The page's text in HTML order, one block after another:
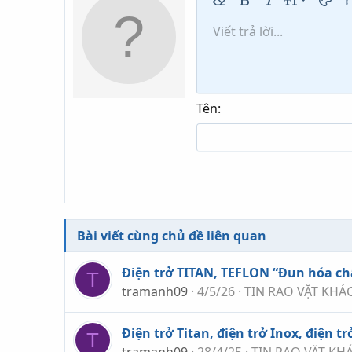
Xóa định dạng
Bold In nghiêng
Kích thước
9
10
22
Màu
Phông chữArial
Tahoma
Gạch ngang
Gạch chân
Insert horizontal line
Spoiler
Mã
Viết trả lời...
Tên
Bài viết cùng chủ đề liên quan
T
Điện trở TITAN, TEFLON “Đun hóa
tramanh09 4/5/26 TIN RAO VẶT
T
Điện trở Titan, điện trở Inox, điện